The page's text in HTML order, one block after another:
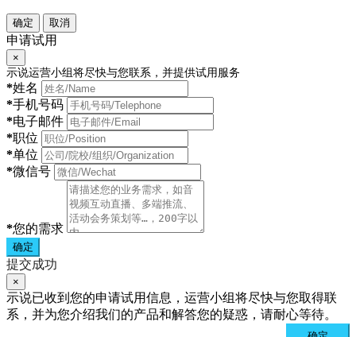
确定 取消
申请试用
×
示说运营小组将尽快与您联系，并提供试用服务
*姓名
*手机号码
*电子邮件
*职位
*单位
*微信号
*您的需求
确定
提交成功
×
示说已收到您的申请试用信息，运营小组将尽快与您取得联
系，并为您介绍我们的产品和解答您的疑惑，请耐心等待。